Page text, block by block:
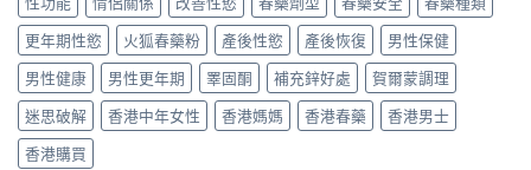
指
南〉
中
評
價〉
中
家
真
實
評
價
與
安
全
更年期性慾
火狐春藥粉 產後性慾 產後恢復
男性保健
男性健康
男性更年期 睪固酮 補充鋅好處
賀爾蒙調理
迷思破解
香港中年女性 香港媽媽 香港春藥
香港男士
香港購買